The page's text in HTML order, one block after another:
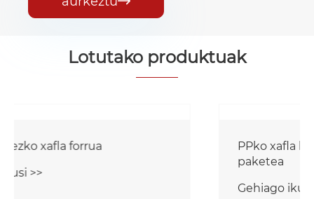
Lotutako produktuak
PP hutsa dado antiestatikoen erretilua